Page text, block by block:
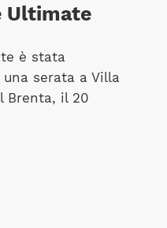
Ultimate
è stata
serata a Villa
Brenta, il 20